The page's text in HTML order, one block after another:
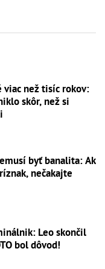
viac než tisíc rokov:
skôr, než si
byť banalita: Ak
nečakajte
Leo skončil
bol dôvod!